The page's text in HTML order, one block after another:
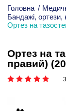
Головна /
Бандажі, ортези,
Ортез на
Ортез на
правий)